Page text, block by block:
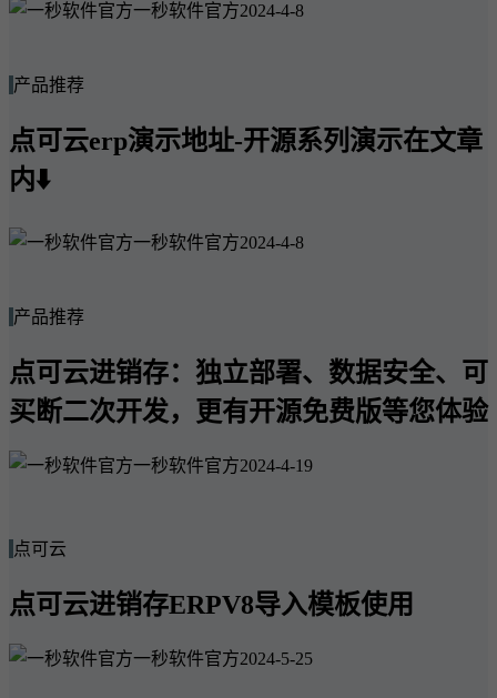
一秒软件官方2024-4-8
产品推荐
点可云erp演示地址-开源系列演示在文章
内⬇️
一秒软件官方2024-4-8
产品推荐
点可云进销存：独立部署、数据安全、可
买断二次开发，更有开源免费版等您体验
一秒软件官方2024-4-19
点可云
点可云进销存ERPV8导入模板使用
一秒软件官方2024-5-25